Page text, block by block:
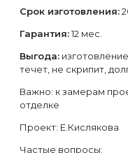
Срок изготовления:
Гарантия:12 мес.
Выгода:
течет, не скрипит,
Важно: к замерам
отделке
Проект: Е.Кислякова
Частые вопросы: